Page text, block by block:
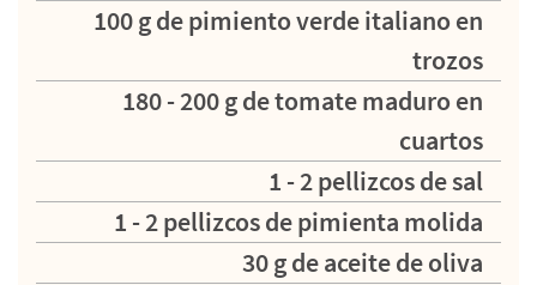
100 g de pimiento verde italiano en
trozos
180 - 200 g de tomate maduro en
cuartos
1 - 2 pellizcos de sal
1 - 2 pellizcos de pimienta molida
30 g de aceite de oliva